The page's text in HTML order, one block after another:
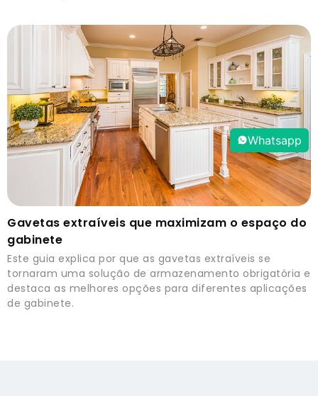
Gavetas extraíveis que maximizam o espaço do
gabinete
Este guia explica por que as gavetas extraíveis se
tornaram uma solução de armazenamento obrigatória e
destaca as melhores opções para diferentes aplicações
de gabinete.
Whatsapp